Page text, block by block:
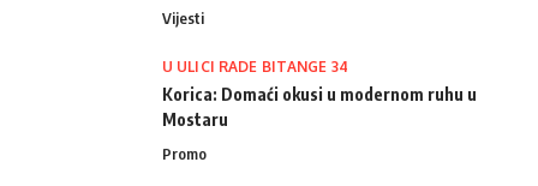
Vijesti
U ULICI RADE BITANGE 34
Korica: Domaći okusi u modernom ruhu u
Mostaru
Promo